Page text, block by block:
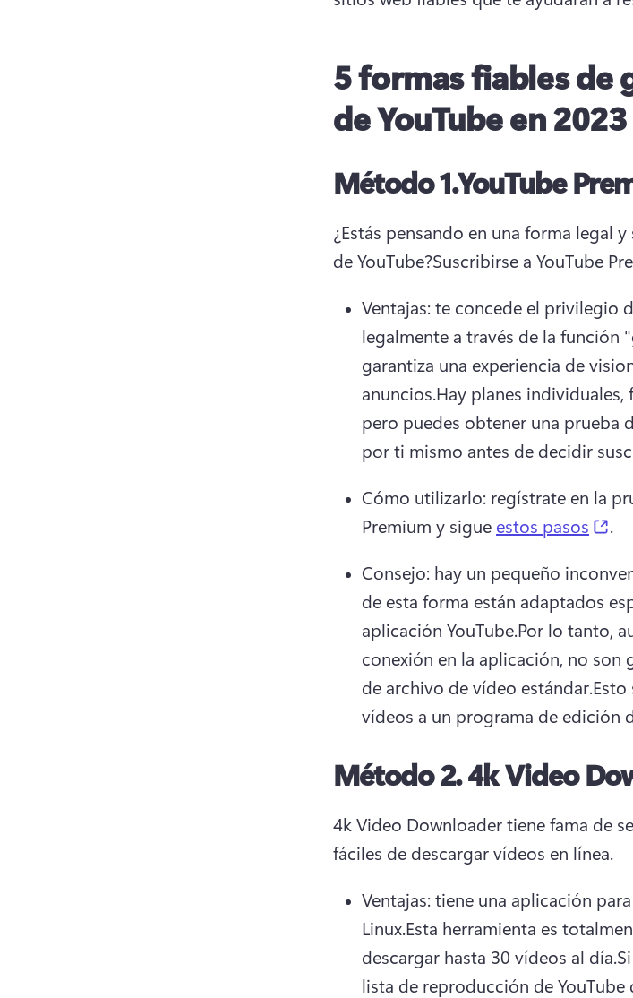
5 formas fiables de
de YouTube en 2023
Método 1.YouTube
¿Estás pensando en una forma legal
de YouTube?Suscribirse a YouTube
Ventajas: te concede el privilegio
legalmente a través de la función
garantiza una experiencia de
anuncios.Hay planes individuales,
pero puedes obtener una prueba
por ti mismo antes de decidir
Cómo utilizarlo: regístrate en la
Premium y sigue estos pasos
.
Consejo: hay un pequeño
de esta forma están adaptados
aplicación YouTube.Por lo tanto,
conexión en la aplicación, no
de archivo de vídeo estándar.
vídeos a un programa de edición
Método 2. 4k Video
4k Video Downloader tiene fama de
fáciles de descargar vídeos en línea.
Ventajas: tiene una aplicación
Linux.Esta herramienta es
descargar hasta 30 vídeos al día.
lista de reproducción de YouTube